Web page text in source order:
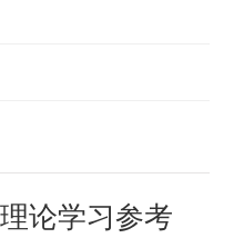
论学习参考